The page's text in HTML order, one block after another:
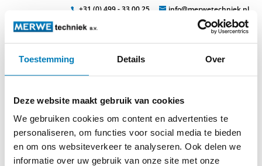
Toestemming Details Over
Deze website maakt gebruik van cookies
We gebruiken cookies om content en advertenties te
personaliseren, om functies voor social media te bieden
en om ons websiteverkeer te analyseren. Ook delen we
informatie over uw gebruik van onze site met onze
+31 (0) 499 - 33 00 25 info@merwetechniek.nl
Veelzijdig in elektrotechnische producten
spanni5